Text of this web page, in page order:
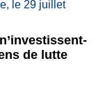
de lutte